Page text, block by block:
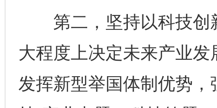
第二，坚持以科技创
大程度上决定未来产业
发挥新型举国体制优势